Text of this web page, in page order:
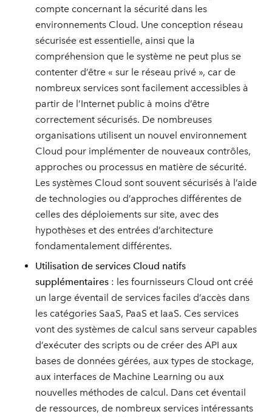
compte concernant la sécurité dans les
environnements Cloud. Une conception réseau
sécurisée est essentielle, ainsi que la
compréhension que le système ne peut plus se
contenter d’être « sur le réseau privé », car de
nombreux services sont facilement accessibles à
partir de l’Internet public à moins d’être
correctement sécurisés. De nombreuses
organisations utilisent un nouvel environnement
Cloud pour implémenter de nouveaux contrôles,
approches ou processus en matière de sécurité.
Les systèmes Cloud sont souvent sécurisés à l’aide
de technologies ou d’approches différentes de
celles des déploiements sur site, avec des
hypothèses et des entrées d’architecture
fondamentalement différentes.
Utilisation de services Cloud natifs
supplémentaires : les fournisseurs Cloud ont créé
un large éventail de services faciles d’accès dans
les catégories SaaS, PaaS et IaaS. Ces services
vont des systèmes de calcul sans serveur capables
d’exécuter des scripts ou de créer des API aux
bases de données gérées, aux types de stockage,
aux interfaces de Machine Learning ou aux
nouvelles méthodes de calcul. Dans cet éventail
de ressources, de nombreux services intéressants